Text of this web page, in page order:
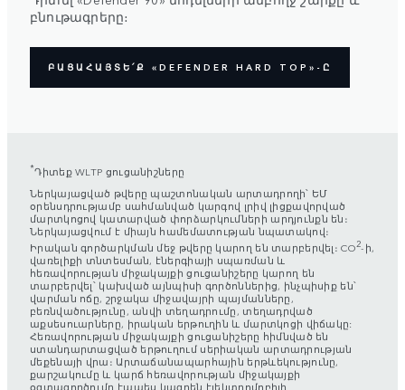
բնութագրերը։
ԲԱՑԱՀԱՅՏԵ՛Ք «DEFENDER HARD TOP»-Ը
*Դիտեք WLTP ցուցանիշները
Ներկայացված թվերը պաշտոնական արտադրողի՝ ԵՄ
օրենսդրությամբ սահմանված կարգով լրիվ լիցքավորված
մարտկոցով կատարված փորձարկումների արդյունքն են։
Ներկայացվում է միայն համեմատության նպատակով։
Իրական գործարկման մեջ թվերը կարող են տարբերվել։ CO2-ի,
վառելիքի տնտեսման, էներգիայի սպառման և
հեռավորության միջակայքի ցուցանիշերը կարող են
տարբերվել՝ կախված այնպիսի գործոններից, ինչպիսիք են՝
վարման ոճը, շրջակա միջավայրի պայմանները,
բեռնվածությունը, անվի տեղադրումը, տեղադրված
աքսեսուարները, իրական երթուղին և մարտկոցի վիճակը:
Հեռավորության միջակայքի ցուցանիշերը հիմնված են
ստանդարտացված երթուղում սերիական արտադրության
մեքենայի վրա։ Արտաճանապարհային երթևեկությունը,
քարշակումը և կարճ հեռավորության միջակայքի
օգտագործումը էապես կազդեն էլեկտրոմոբիլի